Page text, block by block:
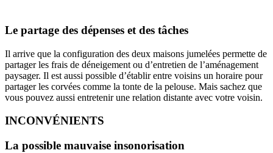
Le partage des dépenses et des tâches
Il arrive que la configuration des deux maisons jumelées permette de
partager les frais de déneigement ou d’entretien de l’aménagement
paysager. Il est aussi possible d’établir entre voisins un horaire pour
partager les corvées comme la tonte de la pelouse. Mais sachez que
vous pouvez aussi entretenir une relation distante avec votre voisin.
INCONVÉNIENTS
La possible mauvaise insonorisation